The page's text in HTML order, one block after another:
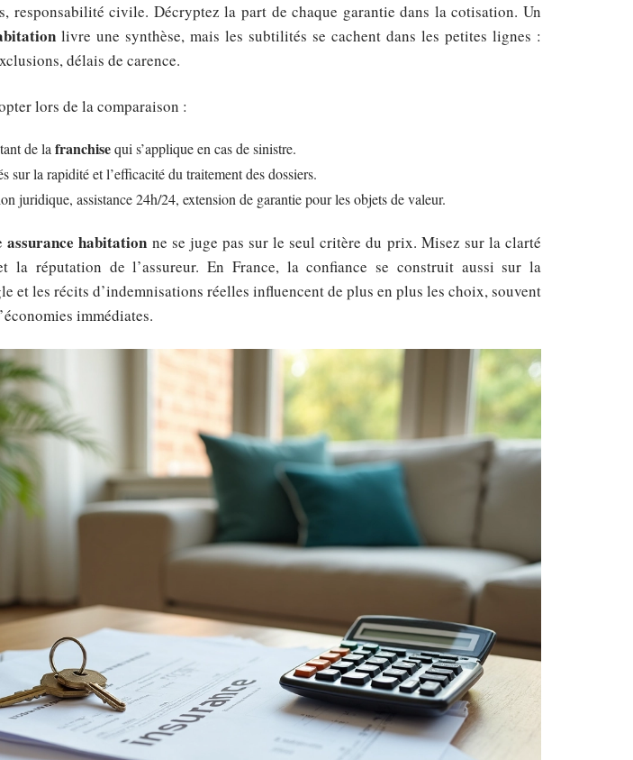
responsabilité civile. Décryptez la part de chaque garantie dans la cotisation. Un
livre une synthèse, mais les subtilités se cachent dans les petites lignes :
délais de carence.
lors de la comparaison :
de la franchisequi s’applique en cas de sinistre.
sur la rapidité et l’efficacité du traitement des dossiers.
juridique, assistance 24h/24, extension de garantie pour les objets de valeur.
assurance habitation ne se juge pas sur le seul critère du prix. Misez sur la clarté
la réputation de l’assureur. En France, la confiance se construit aussi sur la
et les récits d’indemnisations réelles influencent de plus en plus les choix, souvent
immédiates.